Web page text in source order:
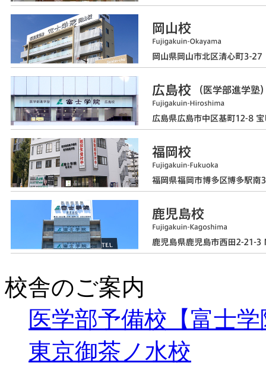
校舎のご案内
医学部予備校【富士
東京御茶ノ水校